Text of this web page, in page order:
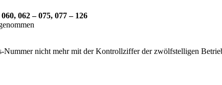
062 – 075, 077 – 126
nicht mehr mit der Kontrollziffer der zwölfstelligen